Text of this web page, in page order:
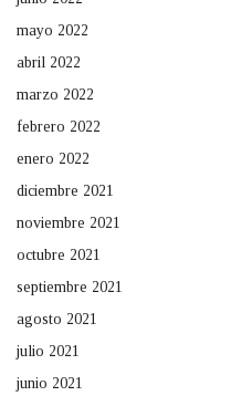
mayo 2022
abril 2022
marzo 2022
febrero 2022
enero 2022
diciembre 2021
noviembre 2021
octubre 2021
septiembre 2021
agosto 2021
julio 2021
junio 2021